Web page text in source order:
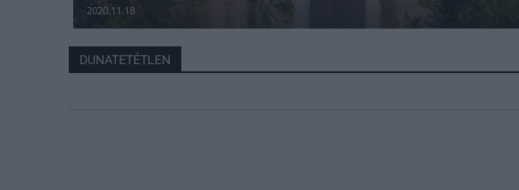
2020.11.18
DUNATETÉTLEN